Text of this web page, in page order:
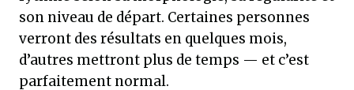
son niveau de départ. Certaines personnes
verront des résultats en quelques mois,
d’autres mettront plus de temps — et c’est
parfaitement normal.